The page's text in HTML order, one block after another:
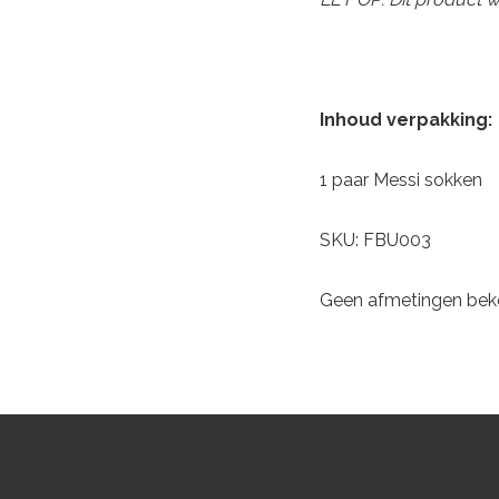
Inhoud verpakking:
1 paar Messi sokken
SKU: FBU003
Geen afmetingen